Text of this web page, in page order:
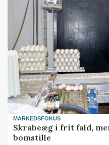
MARKEDSFOKUS
Skrabeæg i frit fald,
bomstille